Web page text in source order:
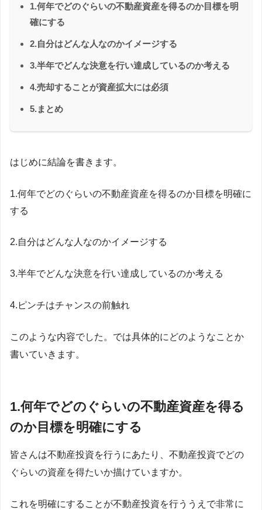
1.何年でどのぐらいの不動産資産を得るのか目標を明
確にする
2.自分はどんな人なのかイメージする
3.半年でどんな決意を行い達成しているのか考える
4.売却することが資産拡大には必須
5.まとめ
はじめに結論を書きます。
1.何年でどのぐらいの不動産資産を得るのか目標を明確に
する
2.自分はどんな人なのかイメージする
3.半年でどんな決意を行い達成しているのか考える
4.ピンチはチャンスの前触れ
このような内容でした。では具体的にどのようなことか
書いていきます。
1.何年でどのぐらいの不動産資産を得る
のか目標を明確にする
皆さんは不動産投資を行うにあたり、不動産投資でどの
ぐらいの資産を得たいか描けていますか。
これを明確にすることが不動産投資を行ううえで非常に